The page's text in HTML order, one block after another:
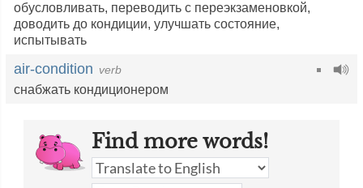
обусловливать, переводить с переэкзаменовкой,
доводить до кондиции, улучшать состояние,
испытывать
air-condition verb
снабжать кондиционером
Find more words!